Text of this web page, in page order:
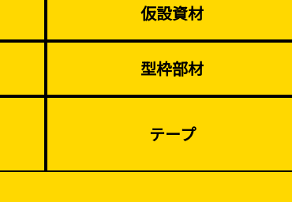
仮設資材
型枠部材
テープ